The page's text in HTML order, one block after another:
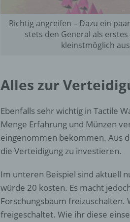
Richtig angreifen – Dazu ein
stets den General als
kleinstmöglich
Alles zur
Ebenfalls sehr wichtig in Tactile
Menge Erfahrung und Münzen
eingenommen bekommen. Aus
die Verteidigung zu investieren.
Im unteren Beispiel sind aktuell
würde 20 kosten. Es macht
Forschungsbaum
freigeschaltet. Wie ihr diese
Einschränkung der Verarbeitung
personenbezogener Daten mit
einzuschränken.
e) Profiling
personenbezogener Daten, die
personenbezogenen Daten
persönliche Aspekte, die sich
zu bewerten, insbesondere, um
wirtschaftlicher Lage,
natürlichen Person zu
f) Pseudonymisierung